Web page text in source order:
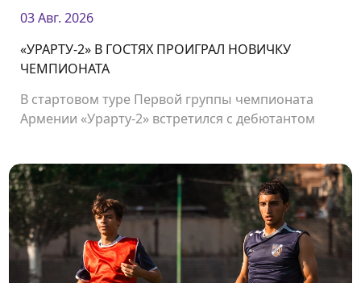
03 Авг. 2026
«УРАРТУ-2» В ГОСТЯХ ПРОИГРАЛ НОВИЧКУ
ЧЕМПИОНАТА
В стартовом туре Первой группы чемпионата
Армении «Урарту-2» встретился с дебютантом